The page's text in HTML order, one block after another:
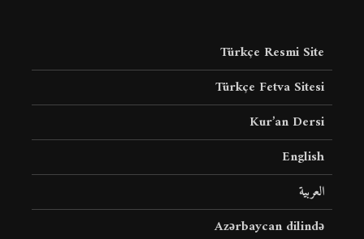
Türkçe Resmi Site
Türkçe Fetva Sitesi
Kur’an Dersi
English
العربية
Azərbaycan dilində